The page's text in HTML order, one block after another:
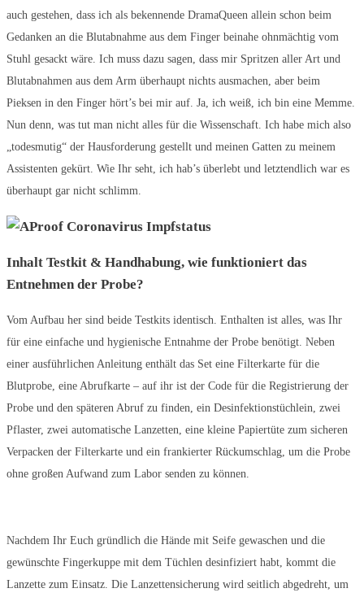
auch gestehen, dass ich als bekennende DramaQueen allein schon beim
Gedanken an die Blutabnahme aus dem Finger beinahe ohnmächtig vom
Stuhl gesackt wäre. Ich muss dazu sagen, dass mir Spritzen aller Art und
Blutabnahmen aus dem Arm überhaupt nichts ausmachen, aber beim
Pieksen in den Finger hört’s bei mir auf. Ja, ich weiß, ich bin eine Memme.
Nun denn, was tut man nicht alles für die Wissenschaft. Ich habe mich also
„todesmutig“ der Hausforderung gestellt und meinen Gatten zu meinem
Assistenten gekürt. Wie Ihr seht, ich hab’s überlebt und letztendlich war es
überhaupt gar nicht schlimm.
Inhalt Testkit & Handhabung, wie funktioniert das
Entnehmen der Probe?
Vom Aufbau her sind beide Testkits identisch. Enthalten ist alles, was Ihr
für eine einfache und hygienische Entnahme der Probe benötigt. Neben
einer ausführlichen Anleitung enthält das Set eine Filterkarte für die
Blutprobe, eine Abrufkarte – auf ihr ist der Code für die Registrierung der
Probe und den späteren Abruf zu finden, ein Desinfektionstüchlein, zwei
Pflaster, zwei automatische Lanzetten, eine kleine Papiertüte zum sicheren
Verpacken der Filterkarte und ein frankierter Rückumschlag, um die Probe
ohne großen Aufwand zum Labor senden zu können.
Nachdem Ihr Euch gründlich die Hände mit Seife gewaschen und die
gewünschte Fingerkuppe mit dem Tüchlen desinfiziert habt, kommt die
Lanzette zum Einsatz. Die Lanzettensicherung wird seitlich abgedreht, um